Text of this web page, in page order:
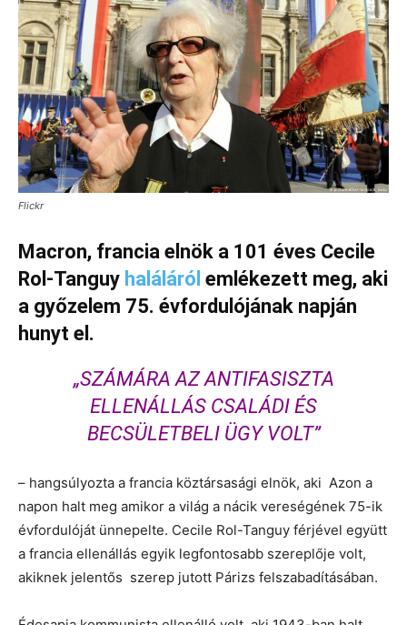
Flickr
Macron, francia elnök a 101 éves Cecile
Rol-Tanguy haláláról emlékezett meg, aki
a győzelem 75. évfordulójának napján
hunyt el.
„SZÁMÁRA AZ ANTIFASISZTA
ELLENÁLLÁS CSALÁDI ÉS
BECSÜLETBELI ÜGY VOLT”
– hangsúlyozta a francia köztársasági elnök, aki Azon a
napon halt meg amikor a világ a nácik vereségének 75-ik
évfordulóját ünnepelte. Cecile Rol-Tanguy férjével együtt
a francia ellenállás egyik legfontosabb szereplője volt,
akiknek jelentős szerep jutott Párizs felszabadításában.